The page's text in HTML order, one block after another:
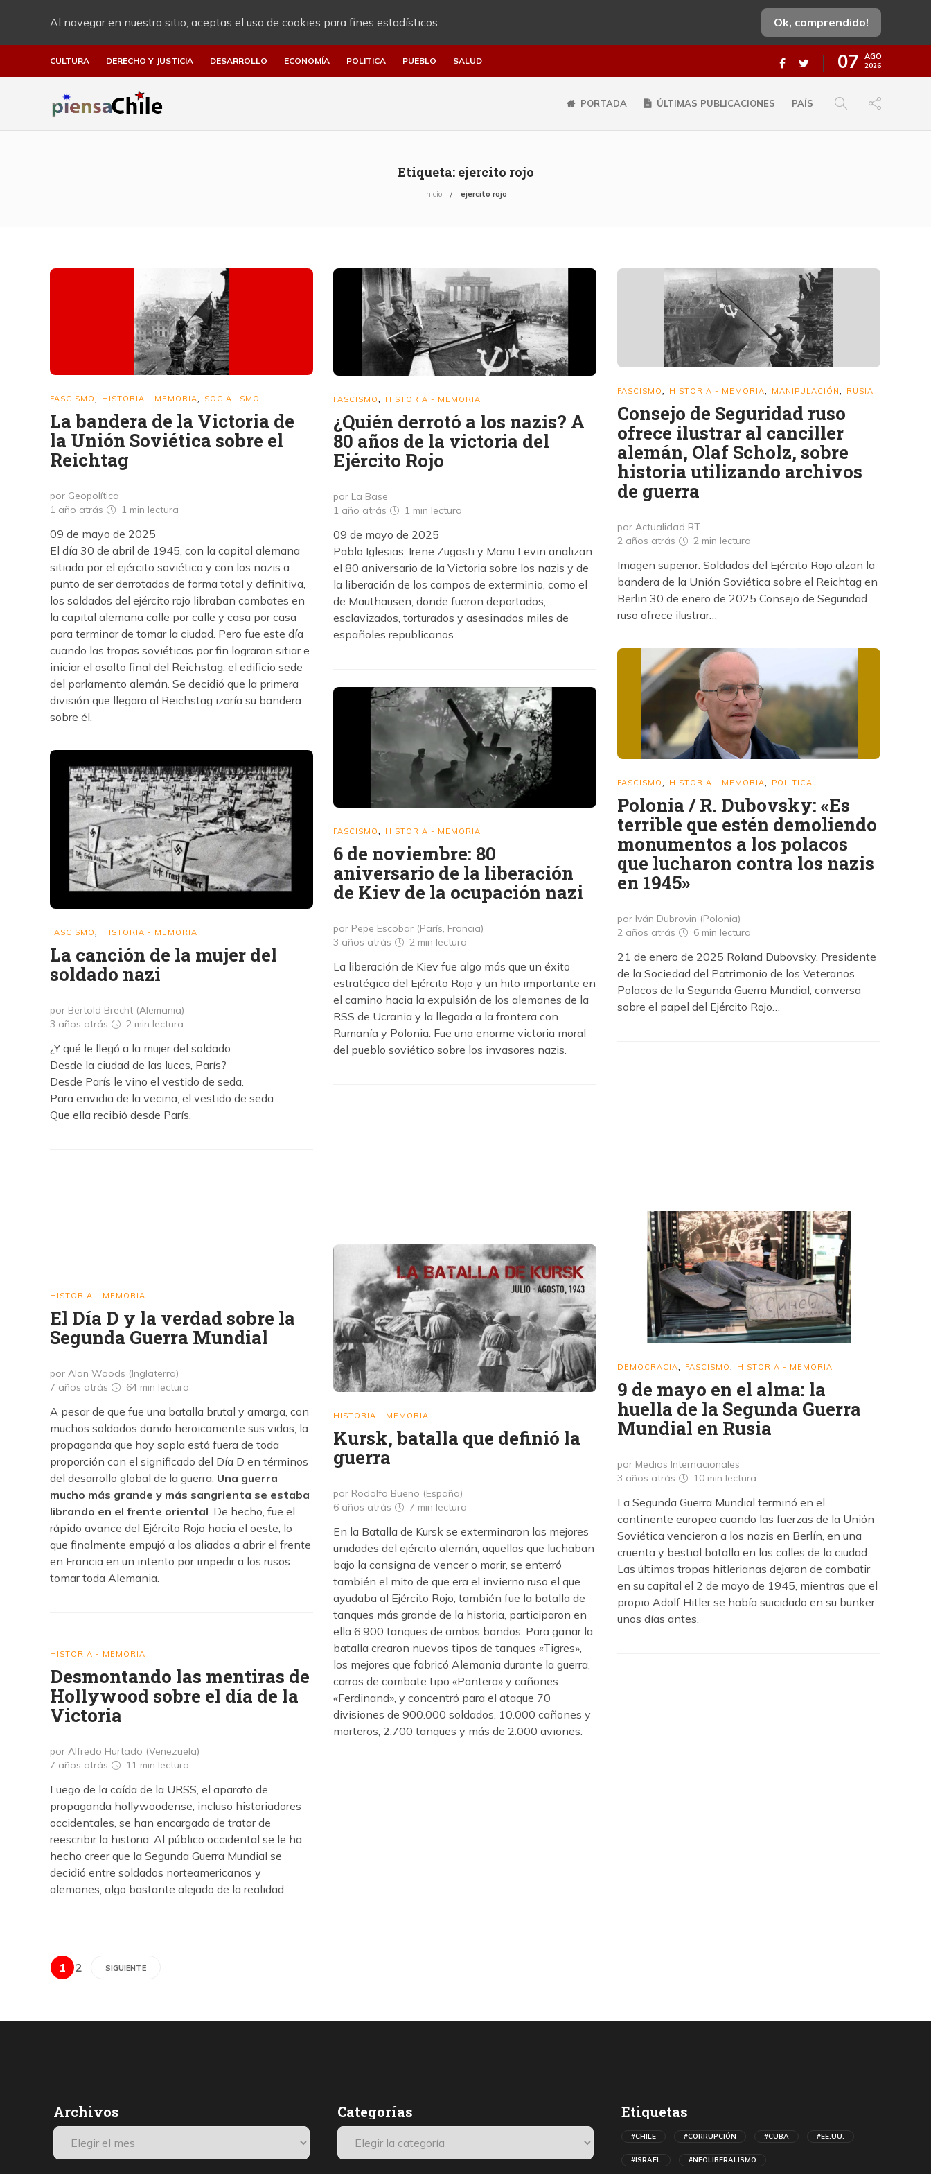
Al navegar en nuestro sitio, aceptas el uso de cookies para fines estadísticos. Ok, comprendido!
CULTURA DERECHO Y JUSTICIA DESARROLLO ECONOMÍA POLITICA PUEBLO SALUD 07 AGO
2026
PORTADA ÚLTIMAS PUBLICACIONES PAÍS
Etiqueta: ejercito rojo
Inicio ejercito rojo
FASCISMO, HISTORIA - MEMORIA, SOCIALISMO
La bandera de la Victoria de
la Unión Soviética sobre el
Reichtag
por Geopolítica
1 año atrás
1 min lectura
09 de mayo de 2025
El día 30 de abril de 1945, con la capital alemana
sitiada por el ejército soviético y con los nazis a
punto de ser derrotados de forma total y definitiva,
los soldados del ejército rojo libraban combates en
la capital alemana calle por calle y casa por casa
para terminar de tomar la ciudad. Pero fue este día
cuando las tropas soviéticas por fin lograron sitiar e
iniciar el asalto final del Reichstag, el edificio sede
del parlamento alemán. Se decidió que la primera
división que llegara al Reichstag izaría su bandera
sobre él.
FASCISMO HISTORIA - MEMORIA
¿Quién derrotó a los nazis? A
80 años de la victoria del
Ejército Rojo
por La Base
1 año atrás
1 min lectura
09 de mayo de 2025
Pablo Iglesias, Irene Zugasti y Manu Levin analizan
el 80 aniversario de la Victoria sobre los nazis y de
la liberación de los campos de exterminio, como el
de Mauthausen, donde fueron deportados,
esclavizados, torturados y asesinados miles de
españoles republicanos.
FASCISMO HISTORIA - MEMORIA MANIPULACIÓN RUSIA
Consejo de Seguridad ruso
ofrece ilustrar al canciller
alemán, Olaf Scholz, sobre
historia utilizando archivos
de guerra
por Actualidad RT
2 años atrás
2 min lectura
Imagen superior: Soldados del Ejército Rojo alzan la
bandera de la Unión Soviética sobre el Reichtag en
Berlin 30 de enero de 2025 Consejo de Seguridad
ruso ofrece ilustrar…
FASCISMO HISTORIA - MEMORIA POLITICA
Polonia / R. Dubovsky: «Es
terrible que estén demoliendo
monumentos a los polacos
que lucharon contra los nazis
en 1945»
por Iván Dubrovin (Polonia)
2 años atrás
6 min lectura
21 de enero de 2025 Roland Dubovsky, Presidente
de la Sociedad del Patrimonio de los Veteranos
Polacos de la Segunda Guerra Mundial, conversa
sobre el papel del Ejército Rojo…
FASCISMO HISTORIA - MEMORIA
6 de noviembre: 80
aniversario de la liberación
de Kiev de la ocupación nazi
por Pepe Escobar (París, Francia)
3 años atrás
2 min lectura
La liberación de Kiev fue algo más que un éxito
estratégico del Ejército Rojo y un hito importante en
el camino hacia la expulsión de los alemanes de la
RSS de Ucrania y la llegada a la frontera con
Rumanía y Polonia. Fue una enorme victoria moral
del pueblo soviético sobre los invasores nazis.
FASCISMO HISTORIA - MEMORIA
La canción de la mujer del
soldado nazi
por Bertold Brecht (Alemania)
3 años atrás
2 min lectura
¿Y qué le llegó a la mujer del soldado
Desde la ciudad de las luces, París?
Desde París le vino el vestido de seda.
Para envidia de la vecina, el vestido de seda
Que ella recibió desde París.
DEMOCRACIA, FASCISMO, HISTORIA - MEMORIA
9 de mayo en el alma: la
huella de la Segunda Guerra
Mundial en Rusia
por Medios Internacionales
3 años atrás
10 min lectura
La Segunda Guerra Mundial terminó en el
continente europeo cuando las fuerzas de la Unión
Soviética vencieron a los nazis en Berlín, en una
cruenta y bestial batalla en las calles de la ciudad.
Las últimas tropas hitlerianas dejaron de combatir
en su capital el 2 de mayo de 1945, mientras que el
propio Adolf Hitler se había suicidado en su bunker
unos días antes.
HISTORIA - MEMORIA
Kursk, batalla que definió la
guerra
por Rodolfo Bueno (España)
6 años atrás
7 min lectura
En la Batalla de Kursk se exterminaron las mejores
unidades del ejército alemán, aquellas que luchaban
bajo la consigna de vencer o morir, se enterró
también el mito de que era el invierno ruso el que
ayudaba al Ejército Rojo; también fue la batalla de
tanques más grande de la historia, participaron en
ella 6.900 tanques de ambos bandos. Para ganar la
batalla crearon nuevos tipos de tanques «Tigres»,
los mejores que fabricó Alemania durante la guerra,
carros de combate tipo «Pantera» y cañones
«Ferdinand», y concentró para el ataque 70
divisiones de 900.000 soldados, 10.000 cañones y
morteros, 2.700 tanques y más de 2.000 aviones.
HISTORIA - MEMORIA
El Día D y la verdad sobre la
Segunda Guerra Mundial
por Alan Woods (Inglaterra)
7 años atrás
64 min lectura
A pesar de que fue una batalla brutal y amarga, con
muchos soldados dando heroicamente sus vidas, la
propaganda que hoy sopla está fuera de toda
proporción con el significado del Día D en términos
del desarrollo global de la guerra. Una guerra
mucho más grande y más sangrienta se estaba
librando en el frente oriental. De hecho, fue el
rápido avance del Ejército Rojo hacia el oeste, lo
que finalmente empujó a los aliados a abrir el frente
en Francia en un intento por impedir a los rusos
tomar toda Alemania.
HISTORIA - MEMORIA
Desmontando las mentiras de
Hollywood sobre el día de la
Victoria
por Alfredo Hurtado (Venezuela)
7 años atrás
11 min lectura
Luego de la caída de la URSS, el aparato de
propaganda hollywoodense, incluso historiadores
occidentales, se han encargado de tratar de
reescribir la historia. Al público occidental se le ha
hecho creer que la Segunda Guerra Mundial se
decidió entre soldados norteamericanos y
alemanes, algo bastante alejado de la realidad.
1 2 SIGUIENTE
Archivos Categorías Etiquetas
#CHILE #CORRUPCIÓN #CUBA #EE.UU.
#ISRAEL #NEOLIBERALISMO